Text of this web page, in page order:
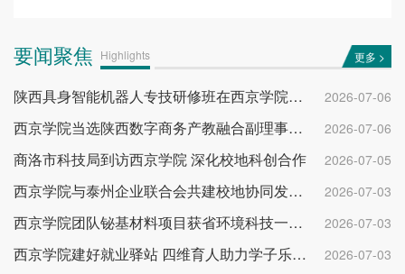
要闻聚焦 Highlights 更多 >
陕西具身智能机器人专技研修班在西京学院开班 2026-07-06
西京学院当选陕西数字商务产教融合副理事长单位 2026-07-06
商洛市科技局到访西京学院 深化校地科创合作 2026-07-05
西京学院与泰州企业联合会共建校地协同发展平台 2026-07-03
西京学院团队铋基材料项目获省环境科技一等奖 2026-07-03
西京学院建好就业驿站 四维育人助力学子乐业成才 2026-07-03